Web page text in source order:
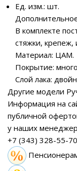
Ед. изм.: шт.
В комплекте
стяжки, крепеж,
Материал: ЦАМ.
Покрытие:
Слой лака:
Другие модели
Информация на
публичной
у наших
+7 (343) 328-55-70